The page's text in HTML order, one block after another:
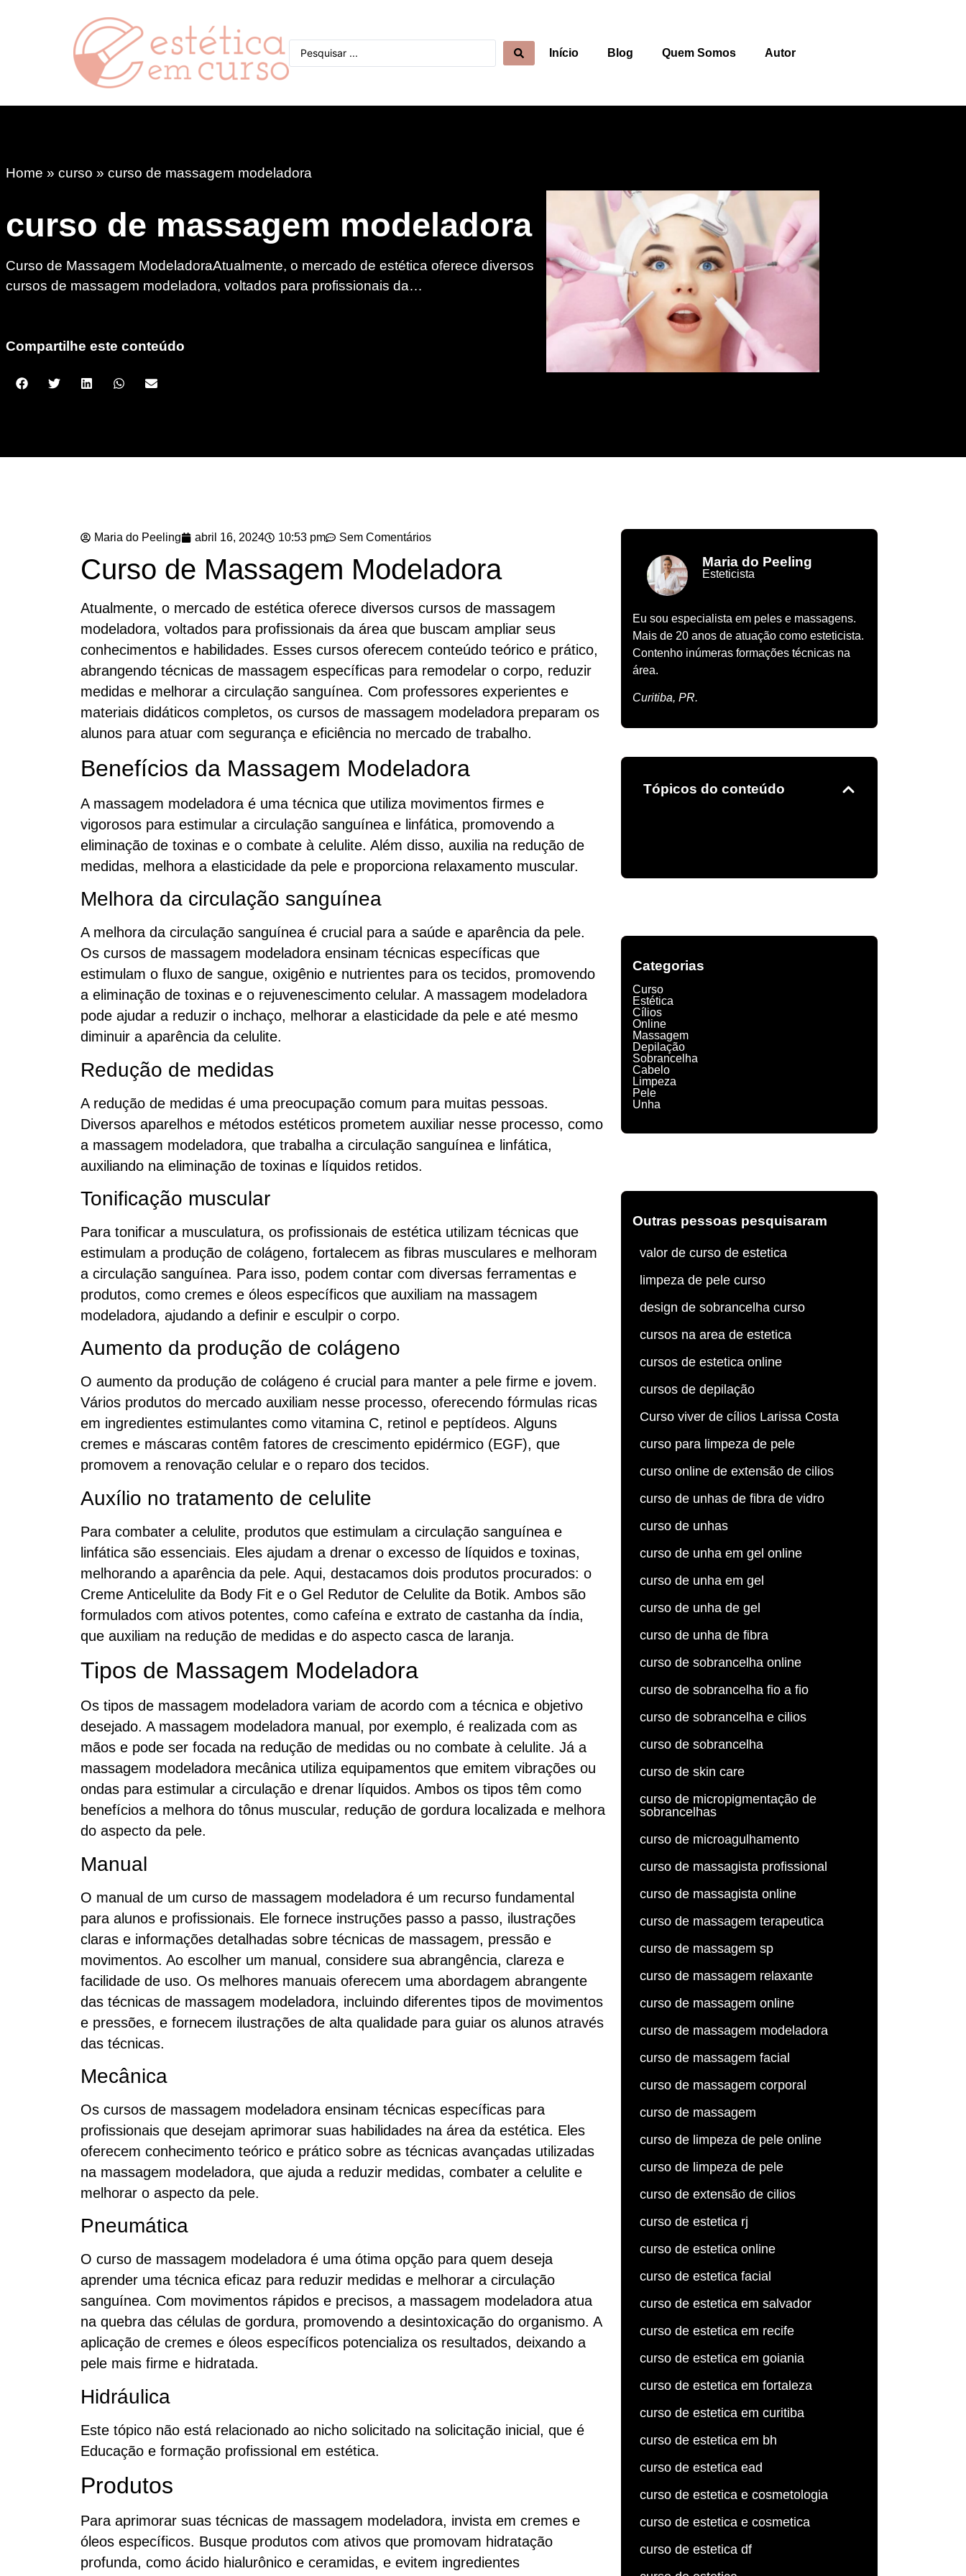
Início Blog Quem Somos Autor
Home » curso » curso de massagem modeladora
curso de massagem modeladora
Curso de Massagem ModeladoraAtualmente, o mercado de estética oferece diversos
cursos de massagem modeladora, voltados para profissionais da…
Compartilhe este conteúdo
Maria do Peeling abril 16, 2024 10:53 pm Sem Comentários
Curso de Massagem Modeladora
Atualmente, o mercado de estética oferece diversos cursos de massagem
modeladora, voltados para profissionais da área que buscam ampliar seus
conhecimentos e habilidades. Esses cursos oferecem conteúdo teórico e prático,
abrangendo técnicas de massagem específicas para remodelar o corpo, reduzir
medidas e melhorar a circulação sanguínea. Com professores experientes e
materiais didáticos completos, os cursos de massagem modeladora preparam os
alunos para atuar com segurança e eficiência no mercado de trabalho.
Benefícios da Massagem Modeladora
A massagem modeladora é uma técnica que utiliza movimentos firmes e
vigorosos para estimular a circulação sanguínea e linfática, promovendo a
eliminação de toxinas e o combate à celulite. Além disso, auxilia na redução de
medidas, melhora a elasticidade da pele e proporciona relaxamento muscular.
Melhora da circulação sanguínea
A melhora da circulação sanguínea é crucial para a saúde e aparência da pele.
Os cursos de massagem modeladora ensinam técnicas específicas que
estimulam o fluxo de sangue, oxigênio e nutrientes para os tecidos, promovendo
a eliminação de toxinas e o rejuvenescimento celular. A massagem modeladora
pode ajudar a reduzir o inchaço, melhorar a elasticidade da pele e até mesmo
diminuir a aparência da celulite.
Redução de medidas
A redução de medidas é uma preocupação comum para muitas pessoas.
Diversos aparelhos e métodos estéticos prometem auxiliar nesse processo, como
a massagem modeladora, que trabalha a circulação sanguínea e linfática,
auxiliando na eliminação de toxinas e líquidos retidos.
Tonificação muscular
Para tonificar a musculatura, os profissionais de estética utilizam técnicas que
estimulam a produção de colágeno, fortalecem as fibras musculares e melhoram
a circulação sanguínea. Para isso, podem contar com diversas ferramentas e
produtos, como cremes e óleos específicos que auxiliam na massagem
modeladora, ajudando a definir e esculpir o corpo.
Aumento da produção de colágeno
O aumento da produção de colágeno é crucial para manter a pele firme e jovem.
Vários produtos do mercado auxiliam nesse processo, oferecendo fórmulas ricas
em ingredientes estimulantes como vitamina C, retinol e peptídeos. Alguns
cremes e máscaras contêm fatores de crescimento epidérmico (EGF), que
promovem a renovação celular e o reparo dos tecidos.
Auxílio no tratamento de celulite
Para combater a celulite, produtos que estimulam a circulação sanguínea e
linfática são essenciais. Eles ajudam a drenar o excesso de líquidos e toxinas,
melhorando a aparência da pele. Aqui, destacamos dois produtos procurados: o
Creme Anticelulite da Body Fit e o Gel Redutor de Celulite da Botik. Ambos são
formulados com ativos potentes, como cafeína e extrato de castanha da índia,
que auxiliam na redução de medidas e do aspecto casca de laranja.
Tipos de Massagem Modeladora
Os tipos de massagem modeladora variam de acordo com a técnica e objetivo
desejado. A massagem modeladora manual, por exemplo, é realizada com as
mãos e pode ser focada na redução de medidas ou no combate à celulite. Já a
massagem modeladora mecânica utiliza equipamentos que emitem vibrações ou
ondas para estimular a circulação e drenar líquidos. Ambos os tipos têm como
benefícios a melhora do tônus muscular, redução de gordura localizada e melhora
do aspecto da pele.
Manual
O manual de um curso de massagem modeladora é um recurso fundamental
para alunos e profissionais. Ele fornece instruções passo a passo, ilustrações
claras e informações detalhadas sobre técnicas de massagem, pressão e
movimentos. Ao escolher um manual, considere sua abrangência, clareza e
facilidade de uso. Os melhores manuais oferecem uma abordagem abrangente
das técnicas de massagem modeladora, incluindo diferentes tipos de movimentos
e pressões, e fornecem ilustrações de alta qualidade para guiar os alunos através
das técnicas.
Mecânica
Os cursos de massagem modeladora ensinam técnicas específicas para
profissionais que desejam aprimorar suas habilidades na área da estética. Eles
oferecem conhecimento teórico e prático sobre as técnicas avançadas utilizadas
na massagem modeladora, que ajuda a reduzir medidas, combater a celulite e
melhorar o aspecto da pele.
Pneumática
O curso de massagem modeladora é uma ótima opção para quem deseja
aprender uma técnica eficaz para reduzir medidas e melhorar a circulação
sanguínea. Com movimentos rápidos e precisos, a massagem modeladora atua
na quebra das células de gordura, promovendo a desintoxicação do organismo. A
aplicação de cremes e óleos específicos potencializa os resultados, deixando a
pele mais firme e hidratada.
Hidráulica
Este tópico não está relacionado ao nicho solicitado na solicitação inicial, que é
Educação e formação profissional em estética.
Produtos
Para aprimorar suas técnicas de massagem modeladora, invista em cremes e
óleos específicos. Busque produtos com ativos que promovam hidratação
profunda, como ácido hialurônico e ceramidas, e evitem ingredientes
Maria do Peeling
Esteticista
Eu sou especialista em peles e massagens.
Mais de 20 anos de atuação como esteticista.
Contenho inúmeras formações técnicas na
área.
Curitiba, PR.
Tópicos do conteúdo
Categorias
Curso
Estética
Cílios
Online
Massagem
Depilação
Sobrancelha
Cabelo
Limpeza
Pele
Unha
Outras pessoas pesquisaram
valor de curso de estetica
limpeza de pele curso
design de sobrancelha curso
cursos na area de estetica
cursos de estetica online
cursos de depilação
Curso viver de cílios Larissa Costa
curso para limpeza de pele
curso online de extensão de cilios
curso de unhas de fibra de vidro
curso de unhas
curso de unha em gel online
curso de unha em gel
curso de unha de gel
curso de unha de fibra
curso de sobrancelha online
curso de sobrancelha fio a fio
curso de sobrancelha e cilios
curso de sobrancelha
curso de skin care
curso de micropigmentação de
sobrancelhas
curso de microagulhamento
curso de massagista profissional
curso de massagista online
curso de massagem terapeutica
curso de massagem sp
curso de massagem relaxante
curso de massagem online
curso de massagem modeladora
curso de massagem facial
curso de massagem corporal
curso de massagem
curso de limpeza de pele online
curso de limpeza de pele
curso de extensão de cilios
curso de estetica rj
curso de estetica online
curso de estetica facial
curso de estetica em salvador
curso de estetica em recife
curso de estetica em goiania
curso de estetica em fortaleza
curso de estetica em curitiba
curso de estetica em bh
curso de estetica ead
curso de estetica e cosmetologia
curso de estetica e cosmetica
curso de estetica df